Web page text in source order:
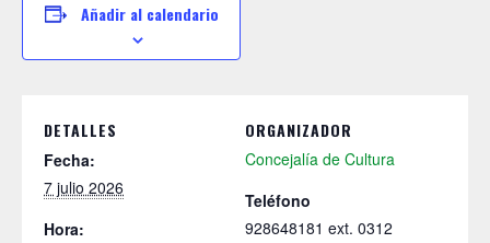
Añadir al calendario
DETALLES
Fecha:
7 julio 2026
Hora:
ORGANIZADOR
Concejalía de Cultura
Teléfono
928648181 ext. 0312